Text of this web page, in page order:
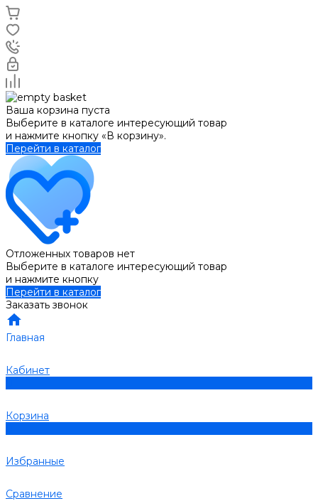
Ваша корзина пуста
Выберите в каталоге интересующий товар
и нажмите кнопку «В корзину».
Перейти в каталог
Отложенных товаров нет
Выберите в каталоге интересующий товар
и нажмите кнопку
Перейти в каталог
Заказать звонок
Главная
Кабинет
Корзина
Избранные
Сравнение